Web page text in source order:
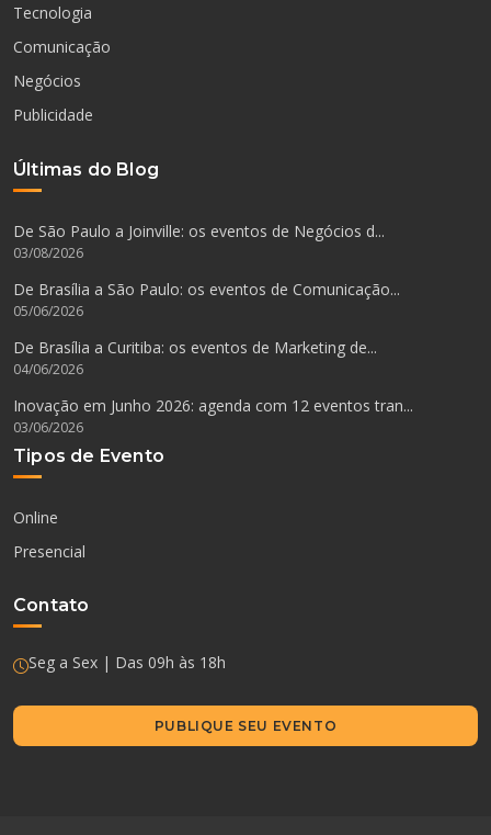
Tecnologia
Comunicação
Negócios
Publicidade
Últimas do Blog
De São Paulo a Joinville: os eventos de Negócios d...
03/08/2026
De Brasília a São Paulo: os eventos de Comunicação...
05/06/2026
De Brasília a Curitiba: os eventos de Marketing de...
04/06/2026
Inovação em Junho 2026: agenda com 12 eventos tran...
03/06/2026
Tipos de Evento
Online
Presencial
Contato
Seg a Sex | Das 09h às 18h
PUBLIQUE SEU EVENTO